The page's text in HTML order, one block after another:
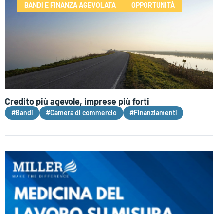
BANDI E FINANZA AGEVOLATA OPPORTUNITÀ
Credito più agevole, imprese più forti
#Bandi #Camera di commercio #Finanziamenti